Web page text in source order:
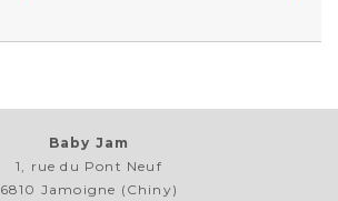
Baby Jam
1, rue du Pont Neuf
6810 Jamoigne (Chiny)